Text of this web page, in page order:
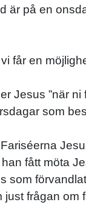
är på en
får en
Jesus ”när
som
fått möta
som
just frågan